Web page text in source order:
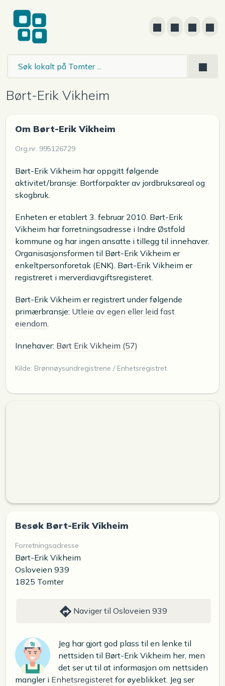
Børt-Erik Vikheim
Om Børt-Erik Vikheim
Org.nr. 995126729
Børt-Erik Vikheim har oppgitt følgende
aktivitet/bransje: Bortforpakter av jordbruksareal og
skogbruk.
Enheten er etablert 3. februar 2010. Børt-Erik
Vikheim har forretningsadresse i Indre Østfold
kommune og har ingen ansatte i tillegg til innehaver.
Organisasjonsformen til Børt-Erik Vikheim er
enkeltpersonforetak (ENK). Børt-Erik Vikheim er
registreret i merverdiavgiftsregisteret.
Børt-Erik Vikheim er registrert under følgende
primærbransje: Utleie av egen eller leid fast
eiendom
Innehaver: Børt Erik Vikheim (57)
Kilde: Brønnøysundregistrene / Enhetsregistret
Besøk Børt-Erik Vikheim
Forretningsadresse
Børt-Erik Vikheim
Osloveien 939
1825 Tomter
Naviger til Osloveien 939
Jeg har gjort god plass til en lenke til
nettsiden til Børt-Erik Vikheim her, men
det ser ut til at informasjon om nettsiden
mangler i Enhetsregisteret for øyeblikket. Jeg ser